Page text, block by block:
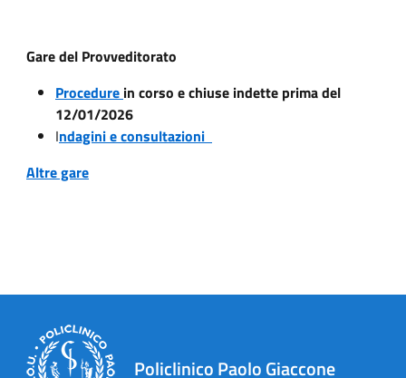
Gare del Provveditorato
Procedure in corso e chiuse indette prima del
12/01/2026
Indagini e consultazioni
Altre gare
Policlinico Paolo Giaccone